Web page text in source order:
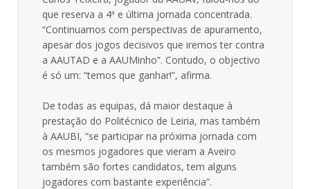
que reserva a 4ª e última jornada concentrada.
“Continuamos com perspectivas de apuramento,
apesar dos jogos decisivos que iremos ter contra
a AAUTAD e a AAUMinho”. Contudo, o objectivo
é só um: “temos que ganhar!”, afirma.
De todas as equipas, dá maior destaque à
prestação do Politécnico de Leiria, mas também
à AAUBI, “se participar na próxima jornada com
os mesmos jogadores que vieram a Aveiro
também são fortes candidatos, tem alguns
jogadores com bastante experiência”.